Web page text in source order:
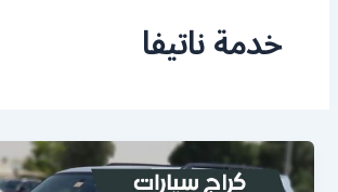
خدمة ناتيفا